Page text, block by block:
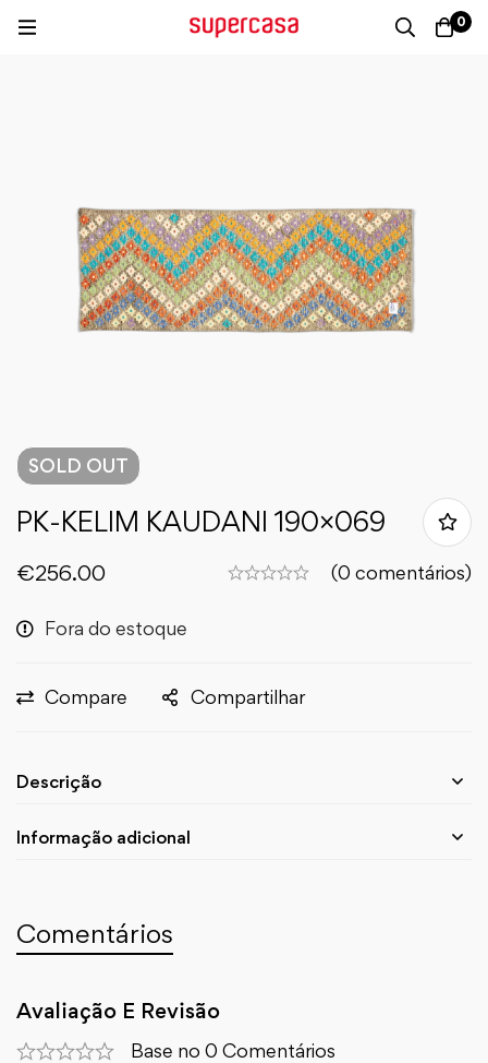
0
SOLD OUT
PK-KELIM KAUDANI 190×069
€256.00 (0 comentários)
Fora do estoque
Compare Compartilhar
Descrição
Informação adicional
Comentários
Avaliação E Revisão
Base no 0 Comentários